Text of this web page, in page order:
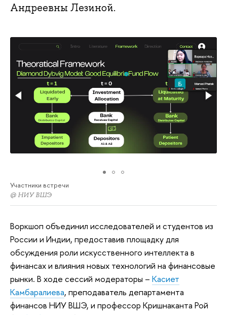
Андреевны Лезиной.
Участники встречи
@ НИУ ВШЭ
Воркшоп объединил исследователей и студентов из
России и Индии, предоставив площадку для
обсуждения роли искусственного интеллекта в
финансах и влияния новых технологий на финансовые
рынки. В ходе сессий модераторы – Касиет
Камбаралиева, преподаватель департамента
финансов НИУ ВШЭ, и профессор Кришнаканта Рой